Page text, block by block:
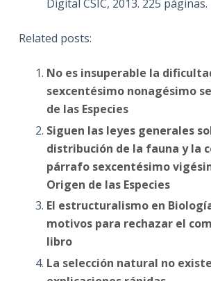
Digital CSIC, 2013. 225 páginas.
Related posts:
No es insuperable la
sexcentésimo nonagésimo
de las Especies
Siguen las leyes generales
distribución de la fauna y la
párrafo sexcentésimo
Origen de las Especies
El estructuralismo en
motivos para rechazar el
libro
La selección natural no